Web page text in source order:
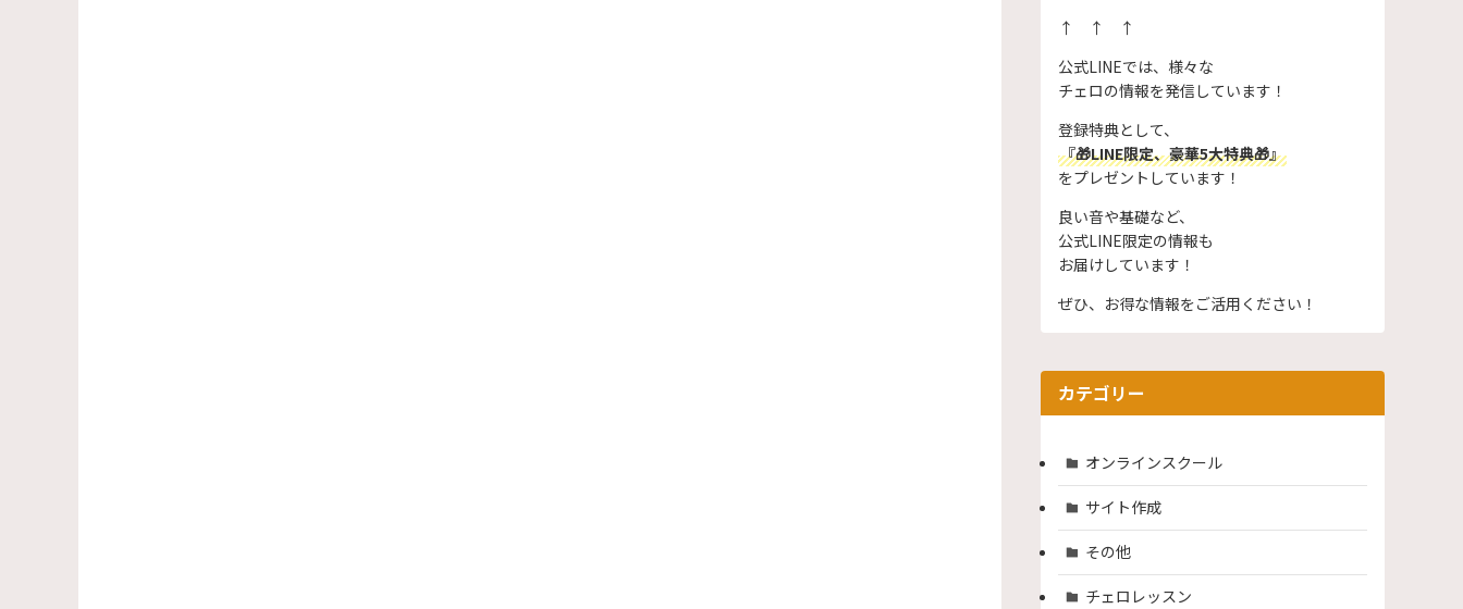
↑ ↑ ↑
公式LINEでは、様々な
チェロの情報を発信しています！
登録特典として、
『🎁LINE限定、豪華5大特典🎁』
をプレゼントしています！
良い音や基礎など、
公式LINE限定の情報も
お届けしています！
ぜひ、お得な情報をご活用ください！
カテゴリー
オンラインスクール
サイト作成
その他
チェロレッスン